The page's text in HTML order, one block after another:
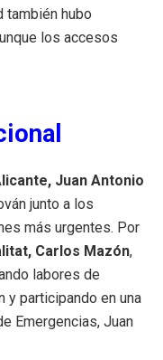
también hubo
los accesos
Juan Antonio
junto a los
más urgentes. Por
Carlos Mazón,
labores de
y participando en una
Emergencias, Juan